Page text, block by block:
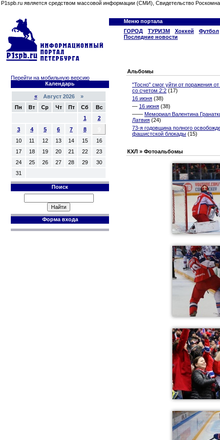
P1spb.ru является средством массовой информации (СМИ), Свидетельство
Меню портала
ГОРОД
ТУРИЗМ Хоккей
Футбол
Последние новости
Перейти на мобильную версию
Календарь
«Август 2026 »
Пн
Вт Ср Чт Пт Сб
Вс
1
2
3
4 5 6 7 8
10
11 12 13 14 15
16
17
18 19 20 21 22
23
24
25 26 27 28 29
30
31
Поиск
Форма входа
Альбомы
"Тосно" смог уйти от поражения
со счетом 2:2 (17)
16 июня (38)
— 16 июня (38)
—— Мемориал Валентина
Латвия (24)
73-я годовщина полного
фашистской блокады (15)
КХЛ » Фотоальбомы